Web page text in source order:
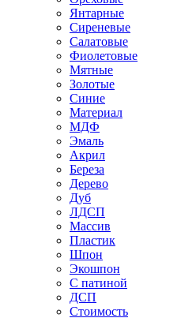
Янтарные
Сиреневые
Салатовые
Фиолетовые
Мятные
Золотые
Синие
Материал
МДФ
Эмаль
Акрил
Береза
Дерево
Дуб
ЛДСП
Массив
Пластик
Шпон
Экошпон
С патиной
ДСП
Стоимость